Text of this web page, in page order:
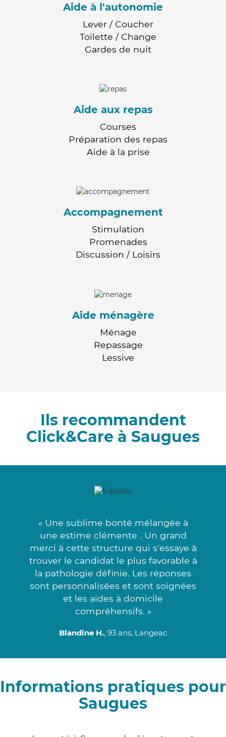
Aide à l'autonomie
Lever / Coucher
Toilette / Change
Gardes de nuit
Aide aux repas
Courses
Préparation des repas
Aide à la prise
Accompagnement
Stimulation
Promenades
Discussion / Loisirs
Aide ménagère
Ménage
Repassage
Lessive
Ils recommandent
Click&Care à Saugues
« Une sublime bonté mélangée à
une estime clémente . Un grand
merci à cette structure qui s'essaye à
trouver le candidat le plus favorable à
la pathologie définie. Les réponses
sont personnalisées et sont soignées
et les aides à domicile
compréhensifs. »
Blandine H., 93 ans, Langeac
Informations pratiques pour
Saugues